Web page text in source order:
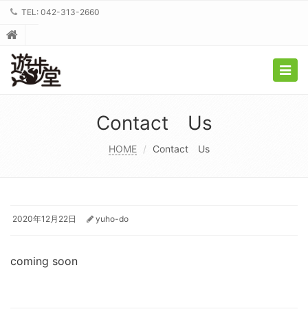
TEL: 042-313-2660
Contact Us
HOME Contact Us
2020年12月22日 yuho-do
coming soon